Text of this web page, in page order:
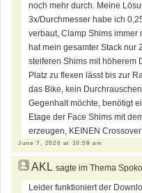
noch mehr durch. Meine
3x/Durchmesser habe ich
verbaut, Clamp Shims immer
hat mein gesamter Stack nur
steiferen Shims mit höherem
Platz zu flexen lässt bis zur
das Bike, kein
Gegenhalt möchte, benötigt
Etage der Face Shims mit
erzeugen, KEINEN
June 7, 2026 at 10:59 am
AKL sagte im Thema
Leider funktioniert der